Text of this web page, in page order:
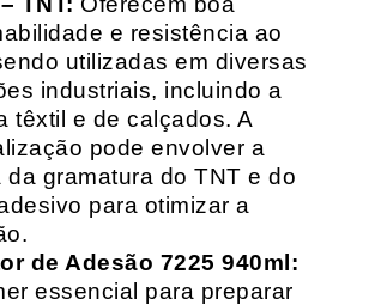
e resistência ao
utilizadas em diversas
industriais, incluindo a
têxtil e de calçados. A
pode envolver a
da gramatura do TNT e do
para otimizar a
de Adesão 7225 940ml:
essencial para preparar